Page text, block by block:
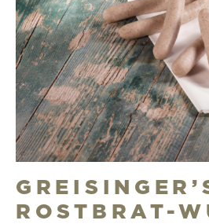
ROSTBRAT-